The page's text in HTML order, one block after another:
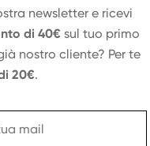
newsletter e ricevi
di 40€ sul tuo primo
nostro cliente? Per te
20€.